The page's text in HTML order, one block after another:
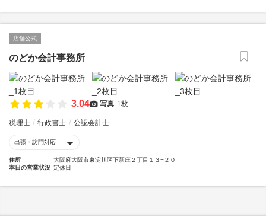
店舗公式
のどか会計事務所
3.04 写真 1枚
税理士 行政書士 公認会計士
出張・訪問対応
住所
大阪府大阪市東淀川区下新庄２丁目１３−２０
本日の営業状況 定休日